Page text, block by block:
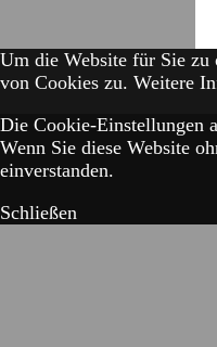
Um die Website für Sie zu
von Cookies zu. Weitere
Die Cookie-Einstellungen
Wenn Sie diese Website
einverstanden.
Schließen